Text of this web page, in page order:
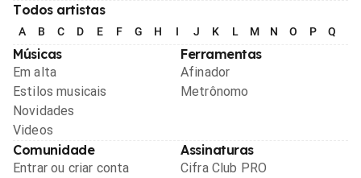
Todos artistas
A B C D E F G H I J K L M N O P Q
Músicas
Em alta
Estilos musicais
Novidades
Videos
Ferramentas
Afinador
Metrônomo
Comunidade
Entrar ou criar conta
Assinaturas
Cifra Club PRO